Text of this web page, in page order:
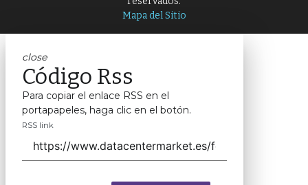
Mapa del Sitio
close
Código Rss
Para copiar el enlace RSS en el
portapapeles, haga clic en el botón.
RSS link